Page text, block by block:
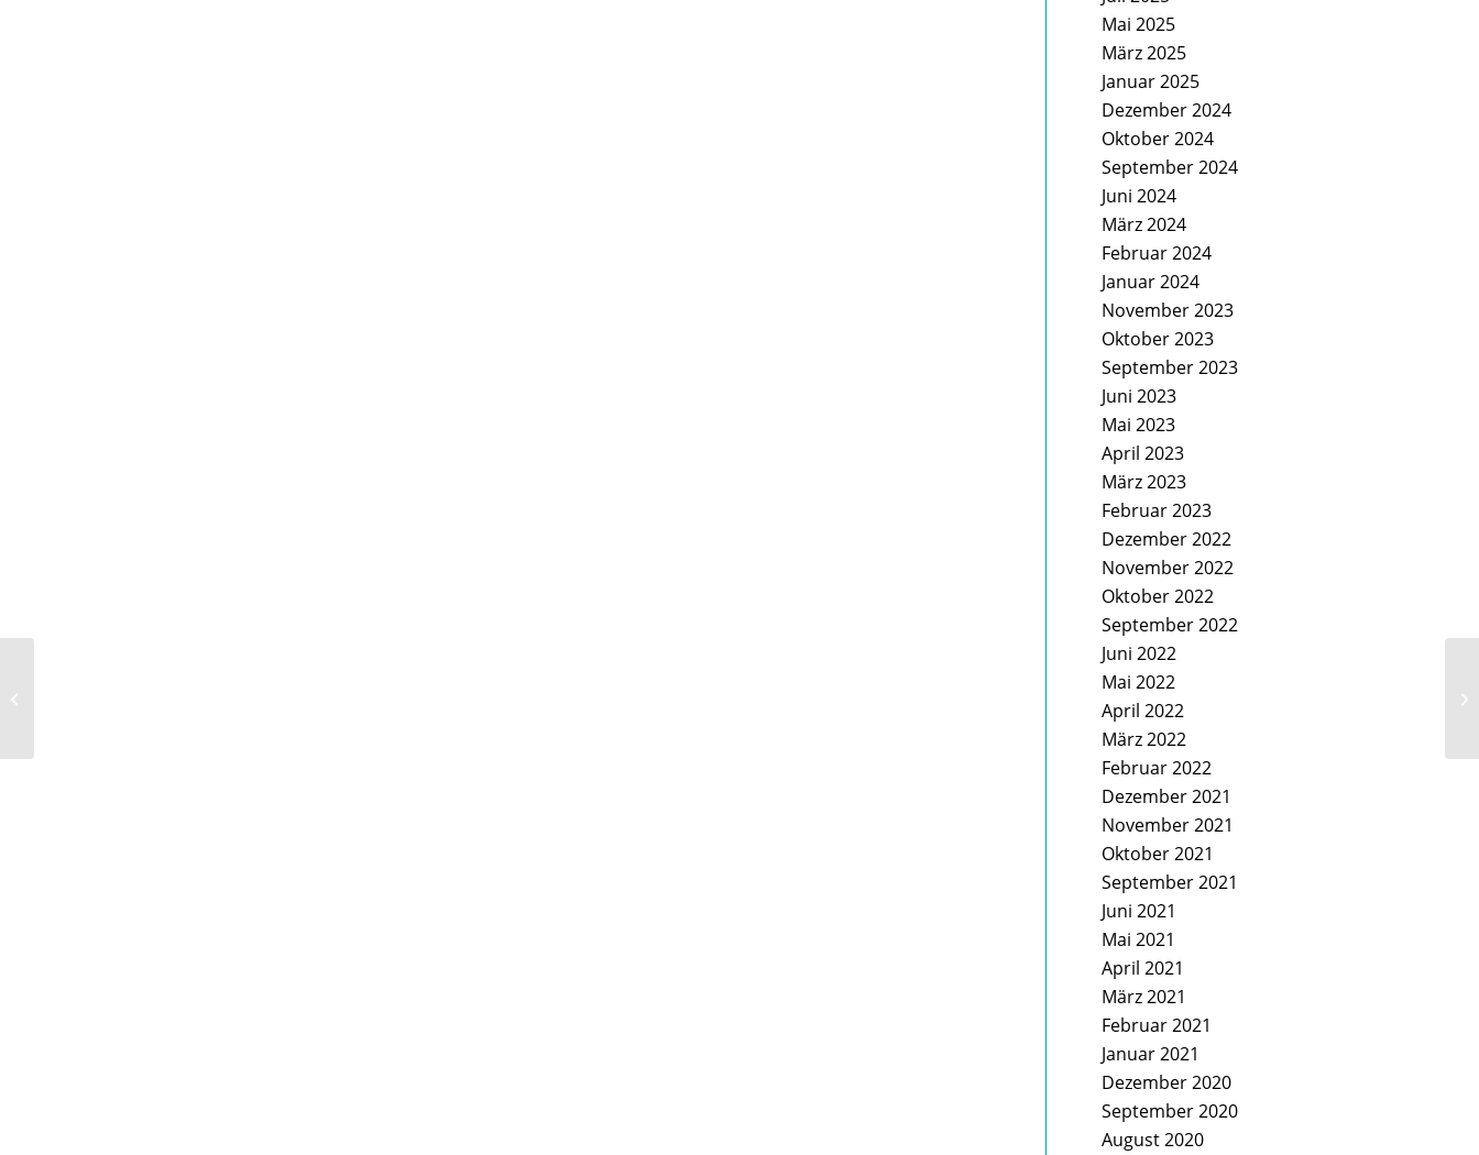
Mai 2025
März 2025
Januar 2025
Dezember 2024
Oktober 2024
September 2024
Juni 2024
März 2024
Februar 2024
Januar 2024
November 2023
Oktober 2023
September 2023
Juni 2023
Mai 2023
April 2023
März 2023
Februar 2023
Dezember 2022
November 2022
Oktober 2022
September 2022
Juni 2022
Mai 2022
April 2022
März 2022
Februar 2022
Dezember 2021
November 2021
Oktober 2021
September 2021
Juni 2021
Mai 2021
April 2021
März 2021
Februar 2021
Januar 2021
Dezember 2020
September 2020
August 2020